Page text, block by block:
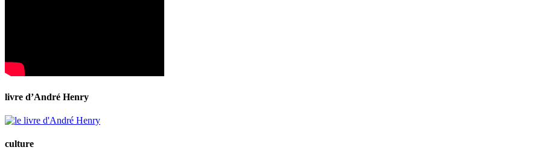
livre d’André Henry
culture